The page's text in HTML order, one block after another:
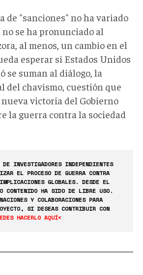
de "sanciones" no ha variado
no se ha pronunciado al
al menos, un cambio en el
esperar si Estados Unidos
se suman al diálogo, la
del chavismo, cuestión que
victoria del Gobierno
la guerra contra la sociedad
DE INVESTIGADORES INDEPENDIENTES
EL PROCESO DE GUERRA CONTRA
GLOBALES. DESDE EL
CONTENIDO HA SIDO DE LIBRE USO.
Y COLABORACIONES PARA
SI DESEAS CONTRIBUIR CON
HACERLO AQUÍ<